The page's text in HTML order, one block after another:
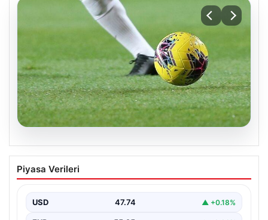
08.08.2026
Bugün hangi maçlar var? 08 Ağustos
Cumartesi 2026 günün maç programı,
Piyasa Verileri
USD 47.74 ▲ +0.18%